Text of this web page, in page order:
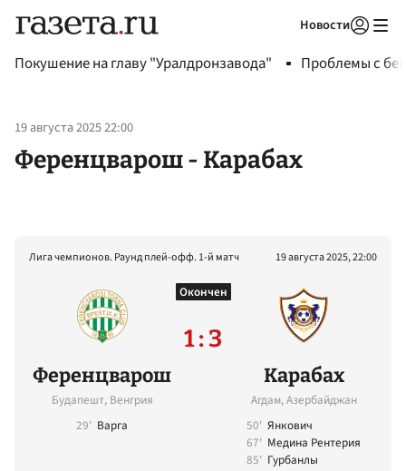
Новости
Покушение на главу "Уралдронзавода" Проблемы с
19 августа 2025 22:00
Ференцварош - Карабах
Лига чемпионов. Раунд плей-офф. 1-й матч 19 августа 2025, 22:00
Ференцварош
Будапешт, Венгрия
29' Варга
Окончен
1 : 3
Карабах
Агдам, Азербайджан
50' Янкович
67' Медина Рентерия
85' Гурбанлы